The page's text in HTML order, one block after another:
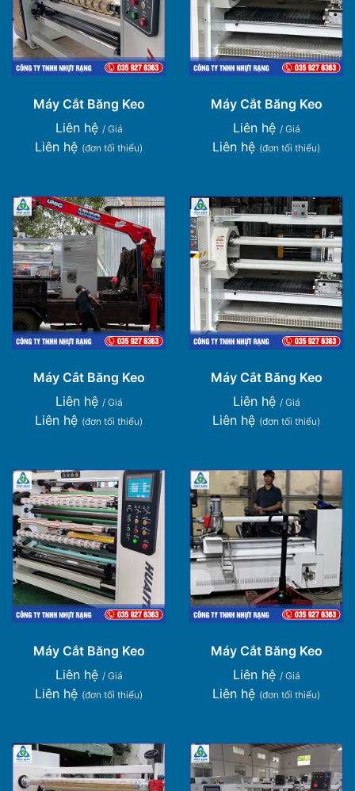
Máy Cắt Băng Keo
Liên hệ / Giá
Liên hệ (đơn tối thiểu)
Máy Cắt Băng Keo
Liên hệ / Giá
Liên hệ (đơn tối thiểu)
Máy Cắt Băng Keo
Liên hệ / Giá
Liên hệ (đơn tối thiểu)
Máy Cắt Băng Keo
Liên hệ / Giá
Liên hệ (đơn tối thiểu)
Máy Cắt Băng Keo
Liên hệ / Giá
Liên hệ (đơn tối thiểu)
Máy Cắt Băng Keo
Liên hệ / Giá
Liên hệ (đơn tối thiểu)